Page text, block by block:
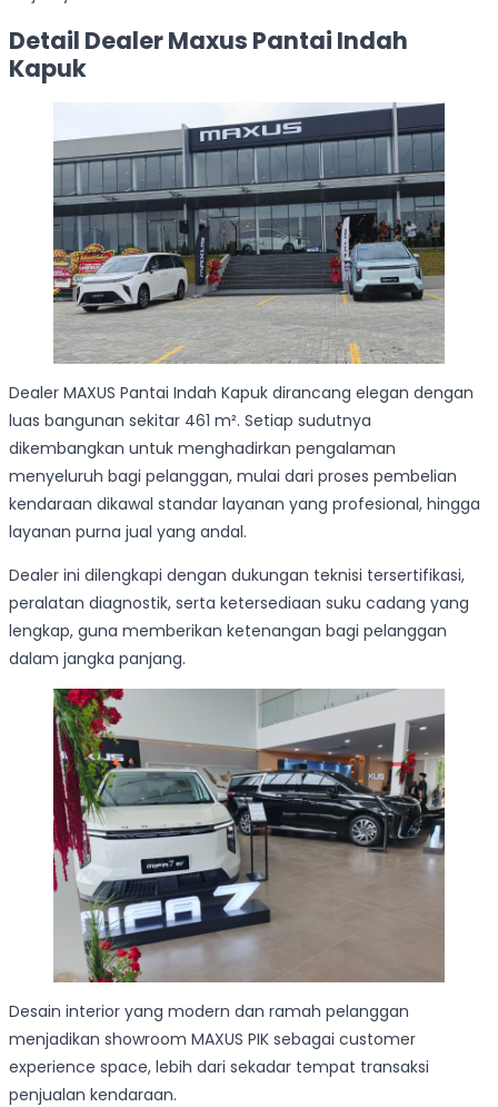
Detail Dealer Maxus Pantai Indah
Kapuk
Dealer MAXUS Pantai Indah Kapuk dirancang elegan dengan
luas bangunan sekitar 461 m². Setiap sudutnya
dikembangkan untuk menghadirkan pengalaman
menyeluruh bagi pelanggan, mulai dari proses pembelian
kendaraan dikawal standar layanan yang profesional, hingga
layanan purna jual yang andal.
Dealer ini dilengkapi dengan dukungan teknisi tersertifikasi,
peralatan diagnostik, serta ketersediaan suku cadang yang
lengkap, guna memberikan ketenangan bagi pelanggan
dalam jangka panjang.
Desain interior yang modern dan ramah pelanggan
menjadikan showroom MAXUS PIK sebagai customer
experience space, lebih dari sekadar tempat transaksi
penjualan kendaraan.